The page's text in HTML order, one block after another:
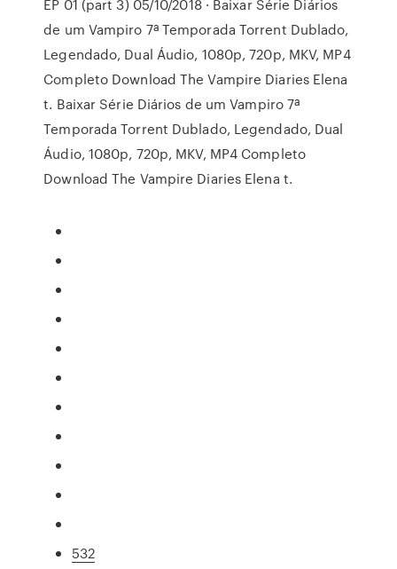
EP 01 (part 3) 05/10/2018 · Baixar Série Diários
de um Vampiro 7ª Temporada Torrent Dublado,
Legendado, Dual Áudio, 1080p, 720p, MKV, MP4
Completo Download The Vampire Diaries Elena
t. Baixar Série Diários de um Vampiro 7ª
Temporada Torrent Dublado, Legendado, Dual
Áudio, 1080p, 720p, MKV, MP4 Completo
Download The Vampire Diaries Elena t.
532